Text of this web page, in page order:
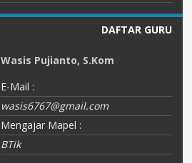
DAFTAR GURU
Wasis Pujianto, S.Kom
E-Mail :
wasis6767@gmail.com
Mengajar Mapel :
BTik